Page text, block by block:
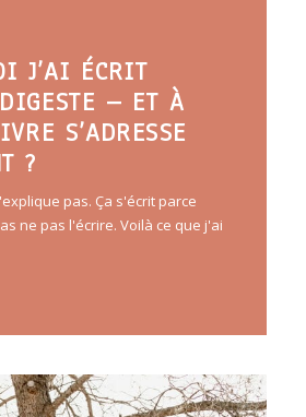
J’AI ÉCRIT
– ET À
S’ADRESSE
?
pas. Ça s'écrit parce
ne pas l'écrire. Voilà ce que j'ai